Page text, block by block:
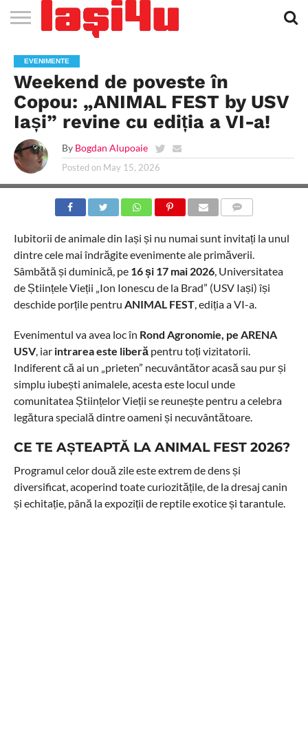
STIRI
APARTAMENTE
NOI IASI
STIRI
IASI
JOBS
IN
IASI
FILME
LA
CINEMA
CLUBURI /
DISCOTECI
BARURI /
CAFENELE
SALI DE
FORTA
SI
FITNESS
SALOANE DE
INFRUMUSETARE
AGENTII
DE
TURISM
IASI
RESTAURANTE
IN IASI
PIZZA
IN
IASI
PISCINA
IN IASI
FLORARII
RADIO
LIVE
IN IASI
SPALATORII
AUTO
TRACTARI
AUTO
TAXI
IN
IASI
CINEMA
TEATRU
HOTELURI
/
PENSIUNI
TEREN
SPORTIV
TEREN
TENIS
IASI
FARMACII
NON
STOP
COFFEE-
TO-GO
FIRME DE
PUBLICITATE
RENT
A
CAR
EVENIMENTE
Weekend de poveste în
Copou: „ANIMAL FEST by USV
Iași” revine cu ediția a VI-a!
By Bogdan Alupoaie
Posted on May 15, 2026
Iubitorii de animale din Iași și nu numai sunt invitați la unul
dintre cele mai îndrăgite evenimente ale primăverii.
Sâmbătă și duminică, pe 16 și 17 mai 2026, Universitatea
de Științele Vieții „Ion Ionescu de la Brad” (USV Iași) își
deschide porțile pentru ANIMAL FEST, ediția a VI-a.
Evenimentul va avea loc în Rond Agronomie, pe ARENA
USV, iar intrarea este liberăpentru toți vizitatorii.
Indiferent că ai un „prieten” necuvântător acasă sau pur și
simplu iubești animalele, acesta este locul unde
comunitatea Științelor Vieții se reunește pentru a celebra
legătura specială dintre oameni și necuvântătoare.
CE TE AȘTEAPTĂ LA ANIMAL FEST 2026?
Programul celor două zile este extrem de dens și
diversificat, acoperind toate curiozitățile, de la dresaj canin
și echitație, până la expoziții de reptile exotice și tarantule.